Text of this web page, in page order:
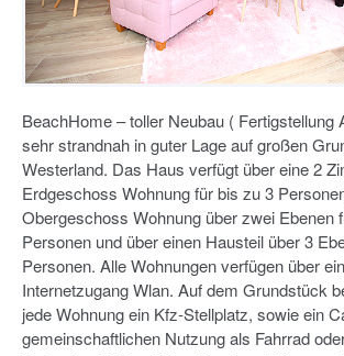
BeachHome – toller Neubau ( Fertigstellung
sehr strandnah in guter Lage auf großen
Westerland. Das Haus verfügt über eine 2
Erdgeschoss Wohnung für bis zu 3
Obergeschoss Wohnung über zwei Ebenen
Personen und über einen Hausteil über 3
Personen. Alle Wohnungen verfügen über
Internetzugang Wlan. Auf dem Grundstück
jede Wohnung ein Kfz-Stellplatz, sowie ein
gemeinschaftlichen Nutzung als Fahrrad